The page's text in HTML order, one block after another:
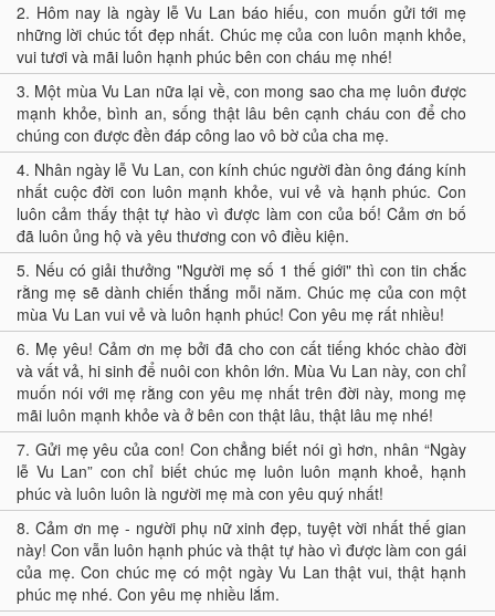
2. Hôm nay là ngày lễ Vu Lan báo hiếu, con muốn gửi tới mẹ
những lời chúc tốt đẹp nhất. Chúc mẹ của con luôn mạnh khỏe,
vui tươi và mãi luôn hạnh phúc bên con cháu mẹ nhé!
3. Một mùa Vu Lan nữa lại về, con mong sao cha mẹ luôn được
mạnh khỏe, bình an, sống thật lâu bên cạnh cháu con để cho
chúng con được đền đáp công lao vô bờ của cha mẹ.
4. Nhân ngày lễ Vu Lan, con kính chúc người đàn ông đáng kính
nhất cuộc đời con luôn mạnh khỏe, vui vẻ và hạnh phúc. Con
luôn cảm thấy thật tự hào vì được làm con của bố! Cảm ơn bố
đã luôn ủng hộ và yêu thương con vô điều kiện.
5. Nếu có giải thưởng "Người mẹ số 1 thế giới" thì con tin chắc
rằng mẹ sẽ dành chiến thắng mỗi năm. Chúc mẹ của con một
mùa Vu Lan vui vẻ và luôn hạnh phúc! Con yêu mẹ rất nhiều!
6. Mẹ yêu! Cảm ơn mẹ bởi đã cho con cất tiếng khóc chào đời
và vất vả, hi sinh để nuôi con khôn lớn. Mùa Vu Lan này, con chỉ
muốn nói với mẹ rằng con yêu mẹ nhất trên đời này, mong mẹ
mãi luôn mạnh khỏe và ở bên con thật lâu, thật lâu mẹ nhé!
7. Gửi mẹ yêu của con! Con chẳng biết nói gì hơn, nhân “Ngày
lễ Vu Lan” con chỉ biết chúc mẹ luôn luôn mạnh khoẻ, hạnh
phúc và luôn luôn là người mẹ mà con yêu quý nhất!
8. Cảm ơn mẹ - người phụ nữ xinh đẹp, tuyệt vời nhất thế gian
này! Con vẫn luôn hạnh phúc và thật tự hào vì được làm con gái
của mẹ. Con chúc mẹ có một ngày Vu Lan thật vui, thật hạnh
phúc mẹ nhé. Con yêu mẹ nhiều lắm.